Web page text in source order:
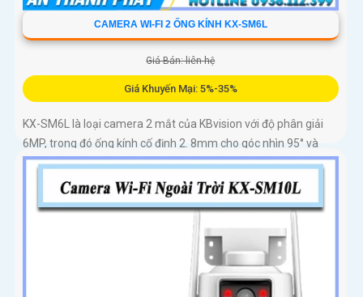
CAMERA WI-FI 2 ỐNG KÍNH KX-SM6L
Giá Bán: liên hệ
Giá Khuyến Mại: 5%-35%
KX-SM6L là loại camera 2 mắt của KBvision với độ phân giải
6MP, trong đó ống kính cố định 2. 8mm cho góc nhìn 95° và
ống kính quay quét 6mm điều khiển từ xa góc ngang 352°